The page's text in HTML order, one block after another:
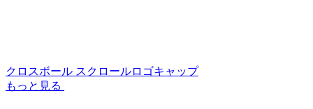
クロスボール スクロールロゴキャップ
もっと見る